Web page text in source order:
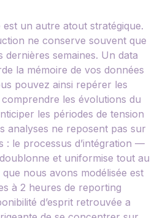
est un autre atout stratégique.
ne conserve souvent que
dernières semaines. Un data
la mémoire de vos données
pouvez ainsi repérer les
les évolutions du
les périodes de tension
analyses ne reposent pas sur
: le processus d’intégration —
et uniformise tout au
nous avons modélisée est
à 2 heures de reporting
d’esprit retrouvée a